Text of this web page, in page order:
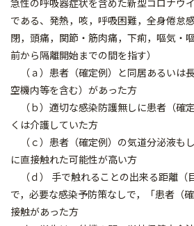
急性の呼吸器症状を含めた新型コロナウ
である、発熱，咳，呼吸困難，全身倦怠
閉，頭痛，関節・筋肉痛，下痢，嘔気・
前から隔離開始までの間を指す）
（ａ）患者（確定例）と同居あるいは
空機内等を含む）があった方
（ｂ）適切な感染防護無しに患者（確
くは介護していた方
（ｃ）患者（確定例）の気道分泌液も
に直接触れた可能性が高い方
（ｄ） 手で触れることの出来る距離（
で，必要な感染予防策なしで，「患者（
接触があった方